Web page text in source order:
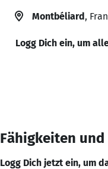
Montbéliard,
Logg Dich ein, um
Fähigkeiten
Logg Dich jetzt ein, um